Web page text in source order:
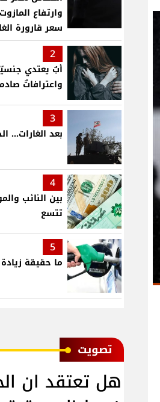
سعر قارورة
2
أبٌ يعتدي
واعترافاتٌ
3
بعد الغارات...
4
بين النائب
تتسع
5
ما حقيقة
ﺗﺼﻮﻳﺖ
هل تعتقد ان